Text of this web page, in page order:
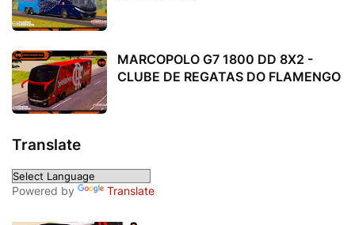
MARCOPOLO G7 1800 DD 8X2 -
CLUBE DE REGATAS DO FLAMENGO
Translate
Powered by Translate